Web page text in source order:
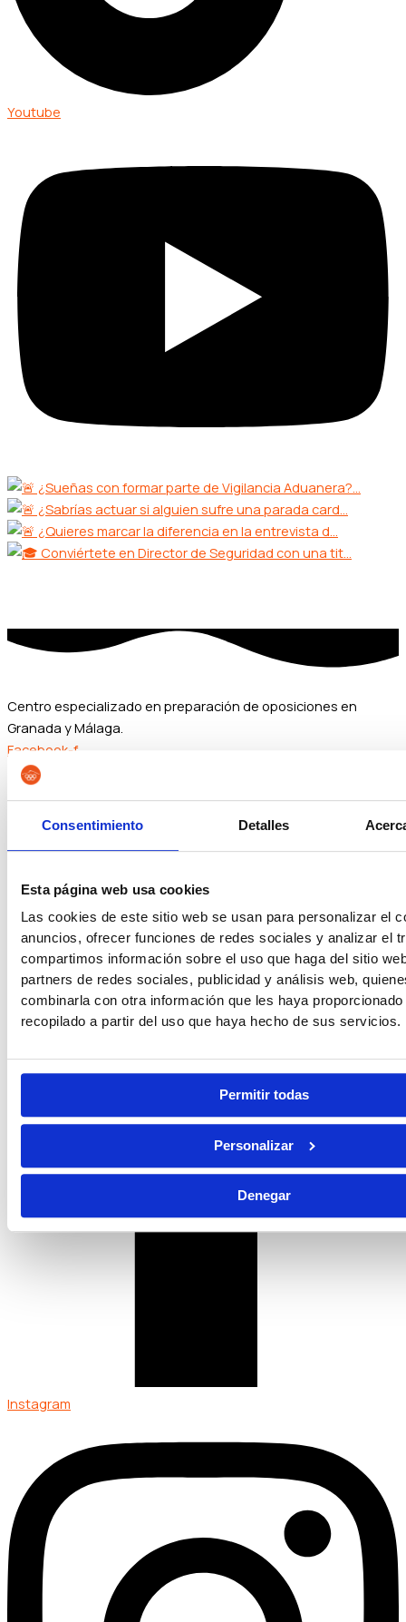
Consentimiento Detalles
Esta página web usa cookies
Las cookies de este sitio web se usan para personalizar el
anuncios, ofrecer funciones de redes sociales y analizar el
compartimos información sobre el uso que haga del sitio
partners de redes sociales, publicidad y análisis web,
combinarla con otra información que les haya
recopilado a partir del uso que haya hecho de sus servicios.
Permitir todas
Personalizar
Denegar
Youtube
Centro especializado en preparación de oposiciones en
Granada y Málaga.
Facebook-f
Instagram